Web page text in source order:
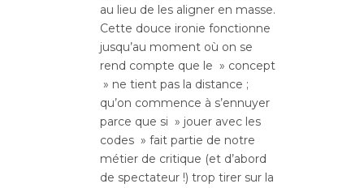
au lieu de les aligner en masse.
Cette douce ironie fonctionne
jusqu’au moment où on se
rend compte que le » concept
» ne tient pas la distance ;
qu’on commence à s’ennuyer
parce que si » jouer avec les
codes » fait partie de notre
métier de critique (et d’abord
de spectateur !) trop tirer sur la